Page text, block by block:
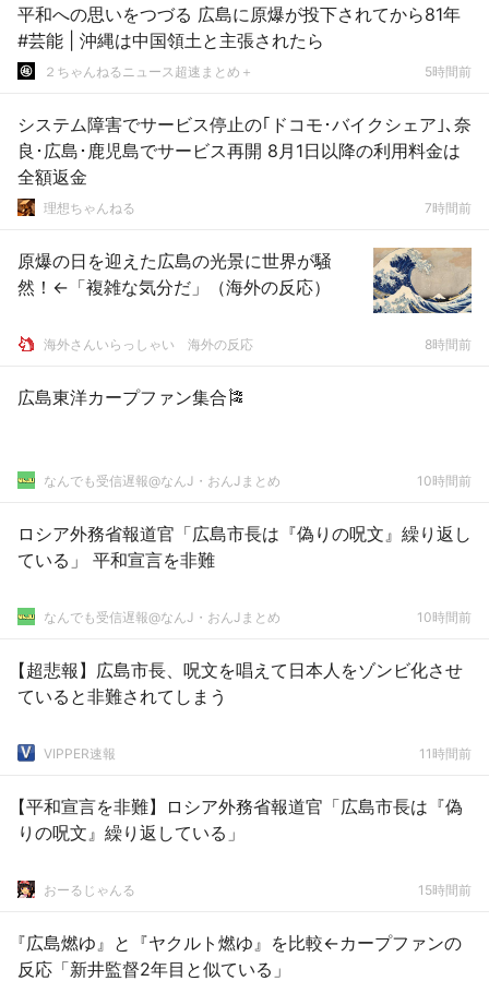
平和への思いをつづる 広島に原爆が投下されてから81年
#芸能 | 沖縄は中国領土と主張されたら
２ちゃんねるニュース超速まとめ＋ 5時間前
システム障害でサービス停止の｢ドコモ･バイクシェア｣､奈
良･広島･鹿児島でサービス再開 8月1日以降の利用料金は
全額返金
理想ちゃんねる 7時間前
原爆の日を迎えた広島の光景に世界が騒
然！←「複雑な気分だ」（海外の反応）
海外さんいらっしゃい 海外の反応 8時間前
広島東洋カープファン集合🎏
なんでも受信遅報@なんJ・おんJまとめ 10時間前
ロシア外務省報道官「広島市長は『偽りの呪文』繰り返し
ている」 平和宣言を非難
なんでも受信遅報@なんJ・おんJまとめ 10時間前
【超悲報】広島市長、呪文を唱えて日本人をゾンビ化させ
ていると非難されてしまう
VIPPER速報 11時間前
【平和宣言を非難】ロシア外務省報道官「広島市長は『偽
りの呪文』繰り返している」
おーるじゃんる 15時間前
『広島燃ゆ』と『ヤクルト燃ゆ』を比較←カープファンの
反応「新井監督2年目と似ている」